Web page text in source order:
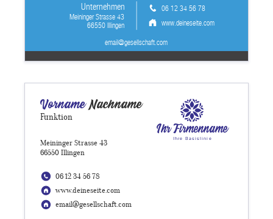
email@gesellschaft.com
Meininger Strasse 43
66550 Illingen
06 12 34 56 78
www.deineseite.com
Unternehmen
email@gesellschaft.com
06 12 34 56 78
www.deineseite.com
Meininger Strasse 43
66550 Illingen
Funktion
VornameNachname
Ihr Firmenname
Ihre Basislinie